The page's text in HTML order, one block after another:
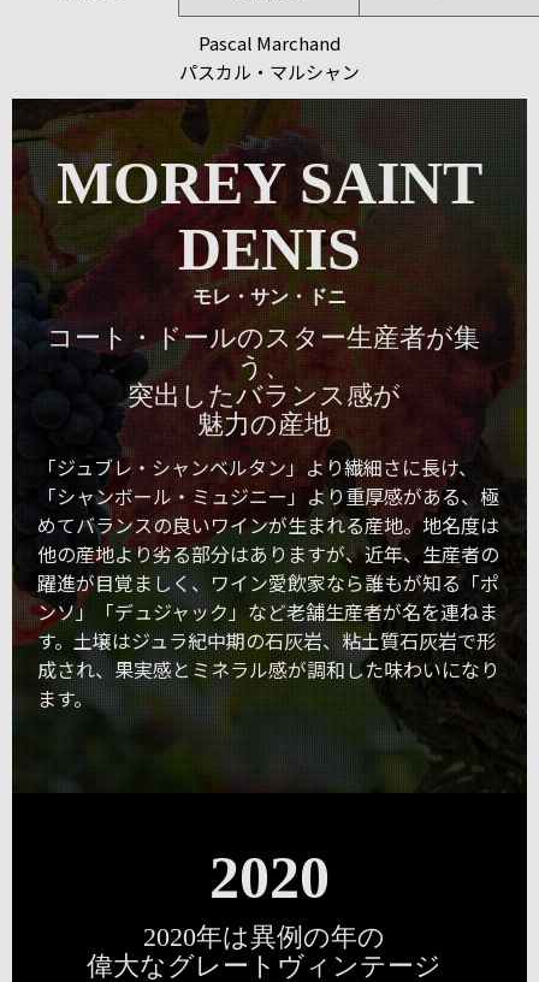
Pascal Marchand
パスカル・マルシャン
MOREY SAINT
DENIS
モレ・サン・ドニ
コート・ドールのスター生産者が集
う、
突出したバランス感が
魅力の産地
「ジュブレ・シャンベルタン」より繊細さに長け、
「シャンボール・ミュジニー」より重厚感がある、極
めてバランスの良いワインが生まれる産地。地名度は
他の産地より劣る部分はありますが、近年、生産者の
躍進が目覚ましく、ワイン愛飲家なら誰もが知る「ポ
ンソ」「デュジャック」など老舗生産者が名を連ねま
す。土壌はジュラ紀中期の石灰岩、粘土質石灰岩で形
成され、果実感とミネラル感が調和した味わいになり
ます。
2020
2020年は異例の年の
偉大なグレートヴィンテージ